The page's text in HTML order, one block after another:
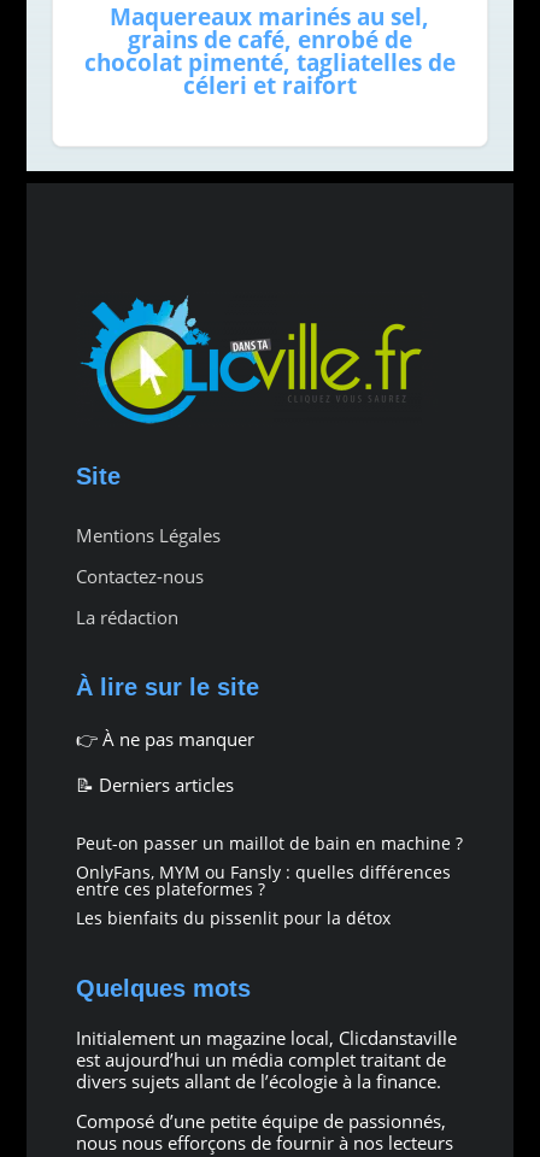
Maquereaux marinés au sel,
grains de café, enrobé de
chocolat pimenté, tagliatelles de
céleri et raifort
Site
Mentions Légales
Contactez-nous
La rédaction
À lire sur le site
👉 À ne pas manquer
📝 Derniers articles
Peut-on passer un maillot de bain en machine ?
OnlyFans, MYM ou Fansly : quelles différences
entre ces plateformes ?
Les bienfaits du pissenlit pour la détox
Quelques mots
Initialement un magazine local, Clicdanstaville
est aujourd’hui un média complet traitant de
divers sujets allant de l’écologie à la finance.
Composé d’une petite équipe de passionnés,
nous nous efforçons de fournir à nos lecteurs